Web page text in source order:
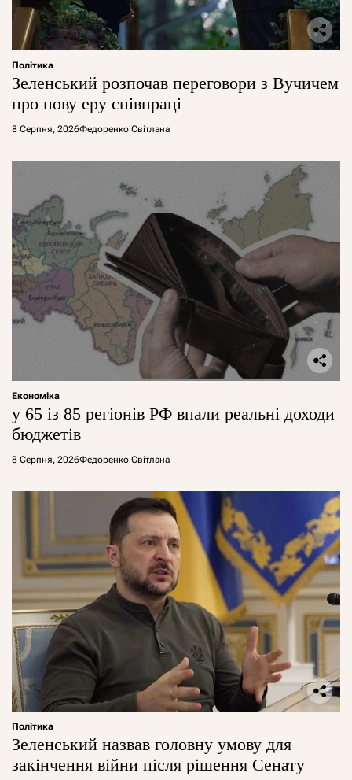
Політика
Зеленський розпочав переговори з Вучичем
про нову еру співпраці
8 Серпня, 2026Федоренко Світлана
Економіка
у 65 із 85 регіонів РФ впали реальні доходи
бюджетів
8 Серпня, 2026Федоренко Світлана
Політика
Зеленський назвав головну умову для
закінчення війни після рішення Сенату